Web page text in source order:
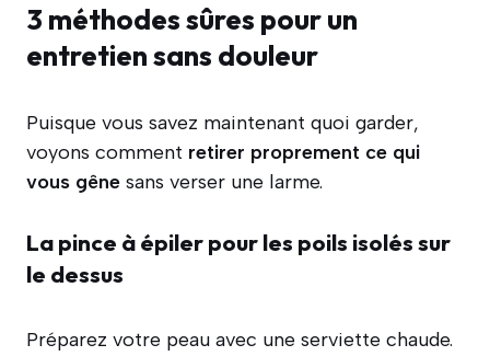
3 méthodes sûres pour un
entretien sans douleur
Puisque vous savez maintenant quoi garder,
voyons comment retirer proprement ce qui
vous gêne sans verser une larme.
La pince à épiler pour les poils isolés sur
le dessus
Préparez votre peau avec une serviette chaude.